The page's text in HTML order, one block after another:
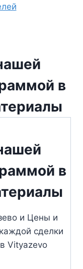
в
в
и Цены и
сделки
Vityazevo